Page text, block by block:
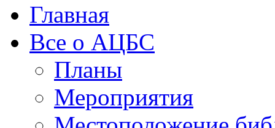
Главная
Все о АЦБС
Планы
Мероприятия